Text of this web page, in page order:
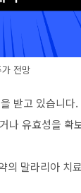
전망
받고 있습니
나 유효성을 확
말라리아 치